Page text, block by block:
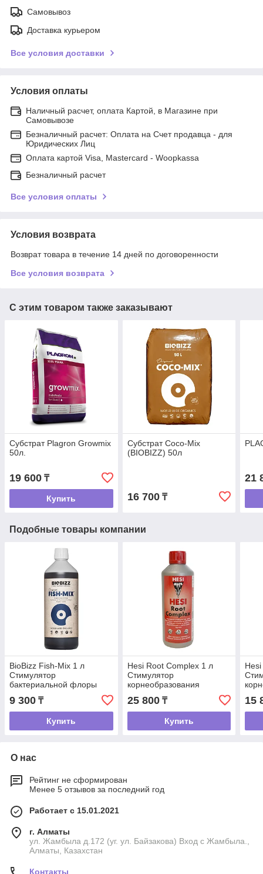
Самовывоз
Доставка курьером
Все условия доставки
Условия оплаты
Наличный расчет, оплата Картой, в Магазине при
Самовывозе
Безналичный расчет: Оплата на Счет продавца - для
Юридических Лиц
Оплата картой Visa, Mastercard - Woopkassa
Безналичный расчет
Все условия оплаты
Условия возврата
Возврат товара в течение 14 дней по договоренности
Все условия возврата
С этим товаром также заказывают
Субстрат Plagron Growmix
50л.
19 600 ₸
Купить
Субстрат Coco-Mix
(BIOBIZZ) 50л
16 700₸
21
Подобные товары компании
BioBizz Fish-Mix 1 л
Стимулятор
бактериальной флоры
9 300 ₸
Купить
Hesi Root Complex 1 л
Стимулятор
корнеобразования
25 800₸
Купить
15
О нас
Рейтинг не сформирован
Менее 5 отзывов за последний год
Работает с 15.01.2021
г. Алматы
ул. Жамбыла д.172 (уг. ул. Байзакова) Вход с Жамбыла.,
Алматы, Казахстан
Контакты